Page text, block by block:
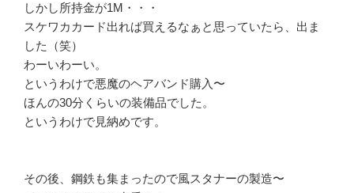
しかし所持金が1M・・・
スケワカカード出れば買えるなぁと思っていたら、出ま
した（笑）
わーいわーい。
というわけで悪魔のヘアバンド購入〜
ほんの30分くらいの装備品でした。
というわけで見納めです。
その後、鋼鉄も集まったので風スタナーの製造〜